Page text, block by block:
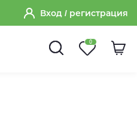
Вход / регистрация
0